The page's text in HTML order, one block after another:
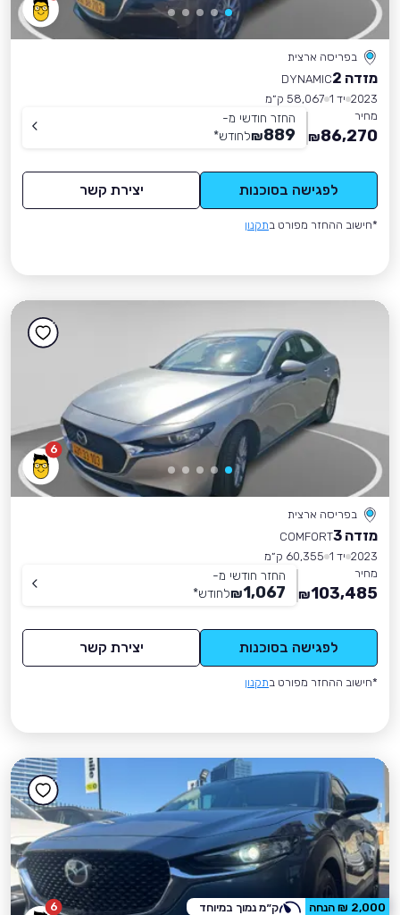
בפריסה ארצית
מזדה 2
DYNAMIC
2023 יד 1
58,067 ק״מ
מחיר
86,270
₪
החזר חודשי מ-
889
₪לחודש*
לפגישה בסוכנות יצירת קשר
*חישוב ההחזר מפורט בתקנון
6
בפריסה ארצית
מזדה 3
COMFORT
2023 יד 1
60,355 ק״מ
מחיר
103,485
₪
החזר חודשי מ-
1,067
₪לחודש*
לפגישה בסוכנות יצירת קשר
*חישוב ההחזר מפורט בתקנון
6 2,000 ₪ הנחה ק״מ נמוך במיוחד